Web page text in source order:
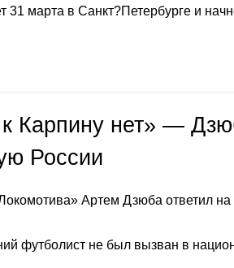
31 марта в Санкт?Петербурге и
Карпину нет» —
России
Артем Дзюба ответил
футболист не был вызван в